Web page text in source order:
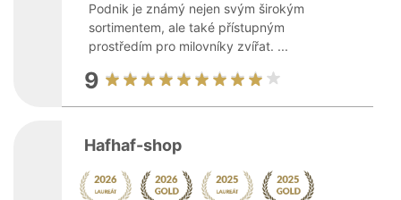
Podnik je známý nejen svým širokým
sortimentem, ale také přístupným
prostředím pro milovníky zvířat. ...
9
Hafhaf-shop